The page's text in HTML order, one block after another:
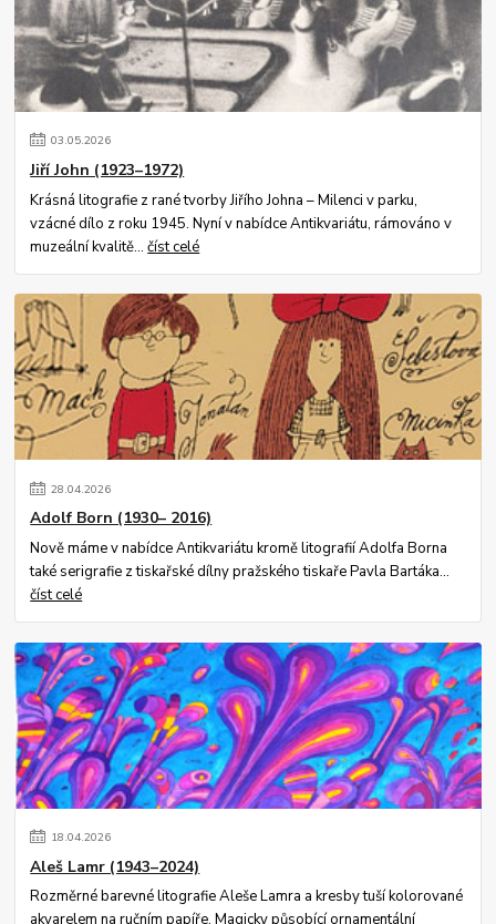
03.05.2026
Jiří John (1923–1972)
Krásná litografie z rané tvorby Jiřího Johna – Milenci v parku,
vzácné dílo z roku 1945. Nyní v nabídce Antikvariátu, rámováno v
muzeální kvalitě...číst celé
28.04.2026
Adolf Born (1930– 2016)
Nově máme v nabídce Antikvariátu kromě litografií Adolfa Borna
také serigrafie z tiskařské dílny pražského tiskaře Pavla Bartáka...
číst celé
18.04.2026
Aleš Lamr (1943–2024)
Rozměrné barevné litografie Aleše Lamra a kresby tuší kolorované
akvarelem na ručním papíře. Magicky působící ornamentální